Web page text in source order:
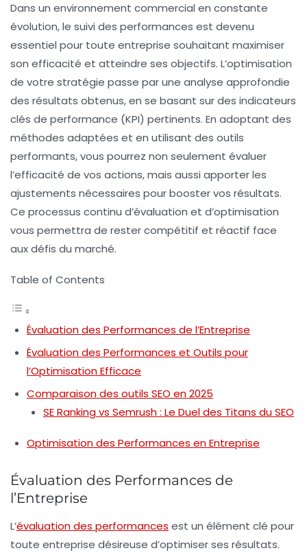
Dans un environnement commercial en constante
évolution, le suivi des performances est devenu
essentiel pour toute entreprise souhaitant maximiser
son efficacité et atteindre ses objectifs. L’optimisation
de votre stratégie passe par une analyse approfondie
des résultats obtenus, en se basant sur des indicateurs
clés de performance (KPI) pertinents. En adoptant des
méthodes adaptées et en utilisant des outils
performants, vous pourrez non seulement évaluer
l’efficacité de vos actions, mais aussi apporter les
ajustements nécessaires pourbooster vos résultats.
Ce processus continu d’évaluation et d’optimisation
vous permettra de rester compétitif et réactif face
aux défis du marché.
Table of Contents
Évaluation des Performances de l’Entreprise
Évaluation des Performances et Outils pour
l’Optimisation Efficace
Comparaison des outils SEO en 2025
SE Ranking vs Semrush : Le Duel des Titans du SEO
Optimisation des Performances en Entreprise
Évaluation des Performances de
l’Entreprise
L’évaluation des performances est un élément clé pour
toute entreprise désireuse d’optimiser ses résultats.